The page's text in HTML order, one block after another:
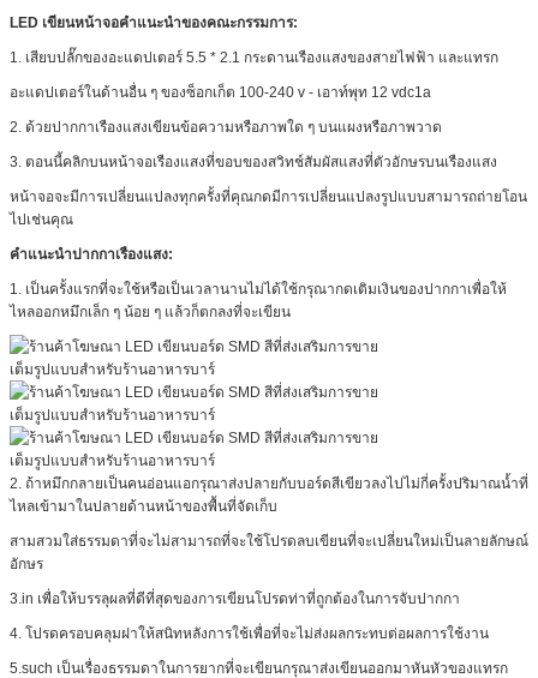
LED เขียนหน้าจอคำแนะนำของคณะกรรมการ:
1. เสียบปลั๊กของอะแดปเตอร์ 5.5 * 2.1 กระดานเรืองแสงของสายไฟฟ้า และแทรก
อะแดปเตอร์ในด้านอื่น ๆ ของซ็อกเก็ต 100-240 v - เอาท์พุท 12 vdc1a
2. ด้วยปากกาเรืองแสงเขียนข้อความหรือภาพใด ๆ บนแผงหรือภาพวาด
3. ตอนนี้คลิกบนหน้าจอเรืองแสงที่ขอบของสวิทช์สัมผัสแสงที่ตัวอักษรบนเรืองแสง
หน้าจอจะมีการเปลี่ยนแปลงทุกครั้งที่คุณกดมีการเปลี่ยนแปลงรูปแบบสามารถถ่ายโอน
ไปเช่นคุณ
คำแนะนำปากกาเรืองแสง:
1. เป็นครั้งแรกที่จะใช้หรือเป็นเวลานานไม่ได้ใช้กรุณากดเติมเงินของปากกาเพื่อให้
ไหลออกหมึกเล็ก ๆ น้อย ๆ แล้วก็ตกลงที่จะเขียน
2. ถ้าหมึกกลายเป็นคนอ่อนแอกรุณาส่งปลายกับบอร์ดสีเขียวลงไปไม่กี่ครั้งปริมาณน้ำที่
ไหลเข้ามาในปลายด้านหน้าของพื้นที่จัดเก็บ
สามสวมใส่ธรรมดาที่จะไม่สามารถที่จะใช้โปรดลบเขียนที่จะเปลี่ยนใหม่เป็นลายลักษณ์
อักษร
3.in เพื่อให้บรรลุผลที่ดีที่สุดของการเขียนโปรดท่าที่ถูกต้องในการจับปากกา
4. โปรดครอบคลุมฝาให้สนิทหลังการใช้เพื่อที่จะไม่ส่งผลกระทบต่อผลการใช้งาน
5.such เป็นเรื่องธรรมดาในการยากที่จะเขียนกรุณาส่งเขียนออกมาหันหัวของแทรก